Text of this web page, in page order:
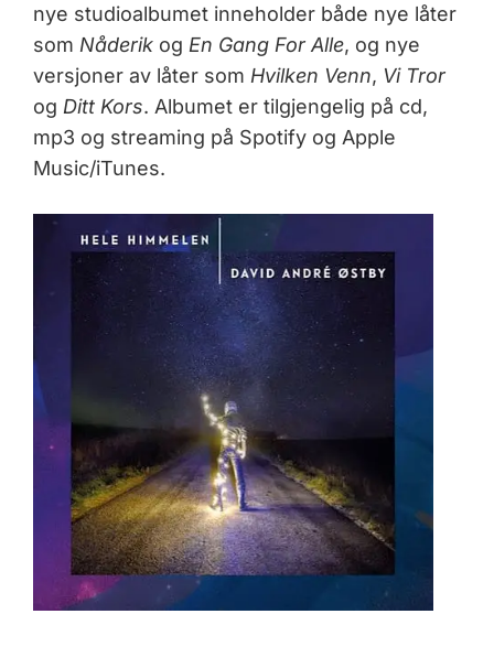
nye studioalbumet inneholder både nye låter
som Nåderikog En Gang For Alle, og nye
versjoner av låter som Hvilken Venn, Vi Tror
og Ditt Kors. Albumet er tilgjengelig på cd,
mp3 og streaming på Spotify og Apple
Music/iTunes.